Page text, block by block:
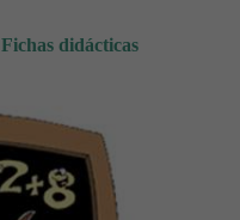
Fichas didácticas